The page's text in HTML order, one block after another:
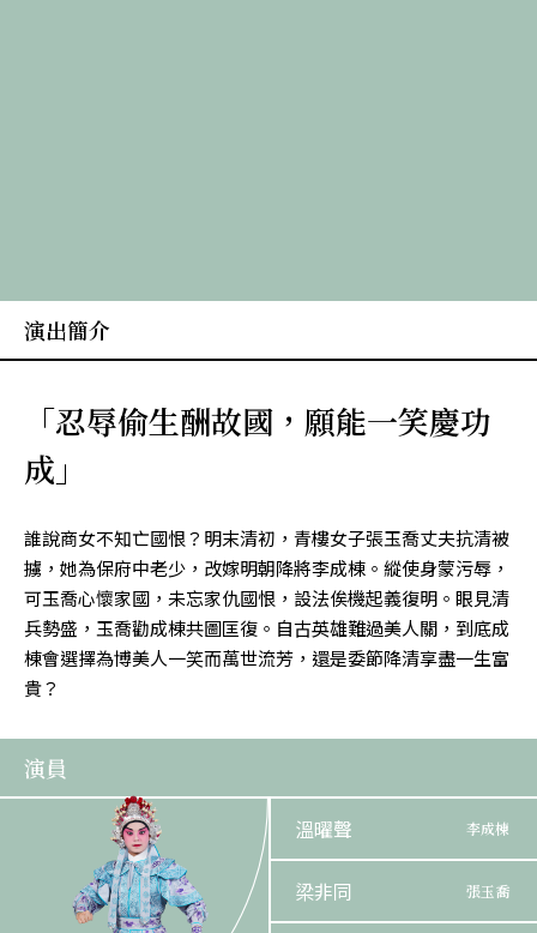
演出簡介
「忍辱偷生酬故國，願能一笑慶功
成」
誰說商女不知亡國恨？明末清初，青樓女子張玉喬丈夫抗清被
擄，她為保府中老少，改嫁明朝降將李成棟。縱使身蒙污辱，
可玉喬心懷家國，未忘家仇國恨，設法俟機起義復明。眼見清
兵勢盛，玉喬勸成棟共圖匡復。自古英雄難過美人關，到底成
棟會選擇為博美人一笑而萬世流芳，還是委節降清享盡一生富
貴？
演員
溫曜聲 李成棟
梁非同 張玉喬